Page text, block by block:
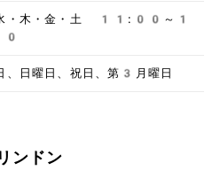
・木・金・土 11:00～1
、日曜日、祝日、第3月曜日
ンドン